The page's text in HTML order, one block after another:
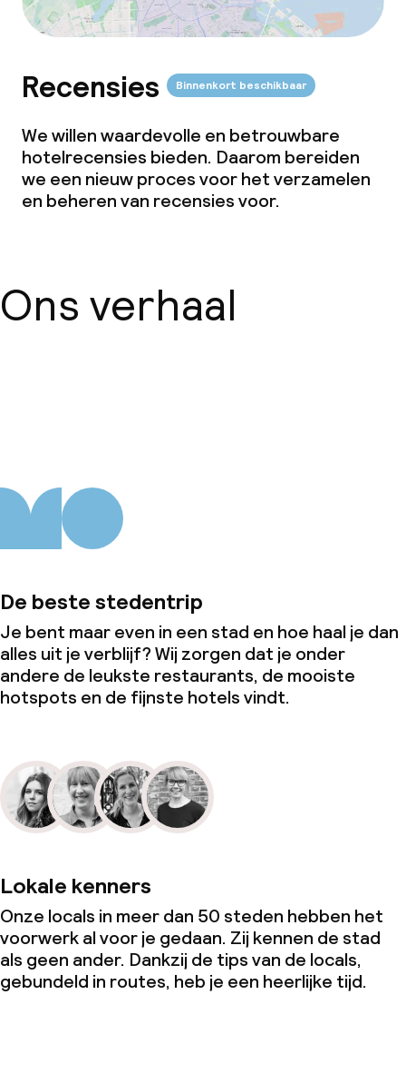
Recensies Binnenkort beschikbaar
We willen waardevolle en betrouwbare
hotelrecensies bieden. Daarom bereiden
we een nieuw proces voor het verzamelen
en beheren van recensies voor.
Ons verhaal
De beste stedentrip
Je bent maar even in een stad en hoe haal je dan
alles uit je verblijf? Wij zorgen dat je onder
andere de leukste restaurants, de mooiste
hotspots en de fijnste hotels vindt.
Lokale kenners
Onze locals in meer dan 50 steden hebben het
voorwerk al voor je gedaan. Zij kennen de stad
als geen ander. Dankzij de tips van de locals,
gebundeld in routes, heb je een heerlijke tijd.